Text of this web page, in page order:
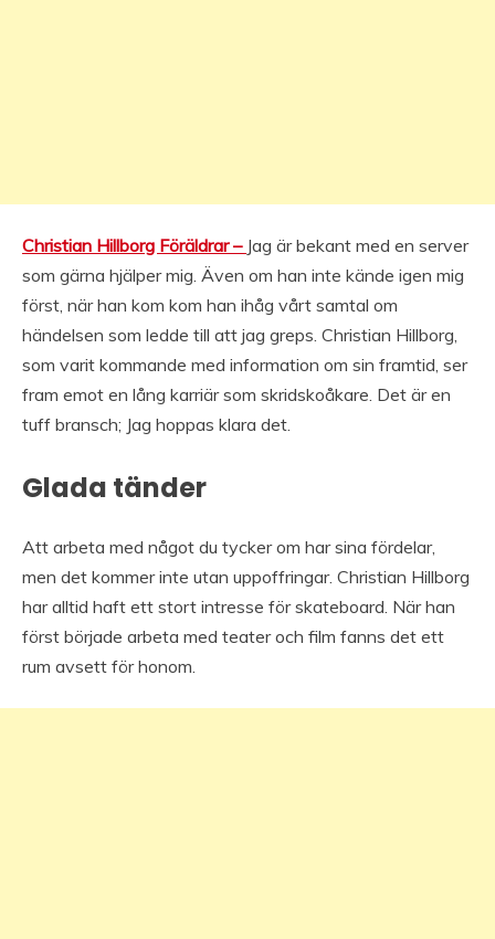
Christian Hillborg Föräldrar – Jag är bekant med en server
som gärna hjälper mig. Även om han inte kände igen mig
först, när han kom kom han ihåg vårt samtal om
händelsen som ledde till att jag greps. Christian Hillborg,
som varit kommande med information om sin framtid, ser
fram emot en lång karriär som skridskoåkare. Det är en
tuff bransch; Jag hoppas klara det.
Glada tänder
Att arbeta med något du tycker om har sina fördelar,
men det kommer inte utan uppoffringar. Christian Hillborg
har alltid haft ett stort intresse för skateboard. När han
först började arbeta med teater och film fanns det ett
rum avsett för honom.